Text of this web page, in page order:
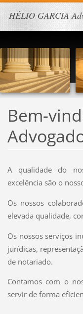
HÉLIO GARCIA
Bem-
A qualidade do
excelência são o
Os nossos
elevada qualidade,
Os nossos serviços
jurídicas,
de notariado.
Contamos com o
servir de forma